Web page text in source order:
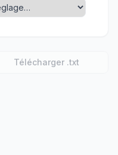
Télécharger .txt